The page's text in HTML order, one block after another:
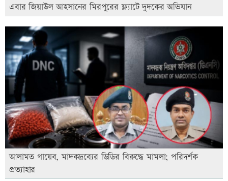
এবার জিয়াউল আহসানের মিরপুরের ফ্ল্যাটে দুদকের অভিযান
আলামত গায়েব, মাদকদ্রব্যের ডিডির বিরুদ্ধে মামলা; পরিদর্শক
প্রত্যাহার